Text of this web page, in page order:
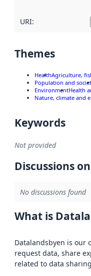
URI:
Themes
HealthAgriculture,
Population and
EnvironmentHealth
Nature, climate and
Keywords
Not provided
Discussions
No discussions found
What is
Datalandsbyen is our
request data, share
related to data